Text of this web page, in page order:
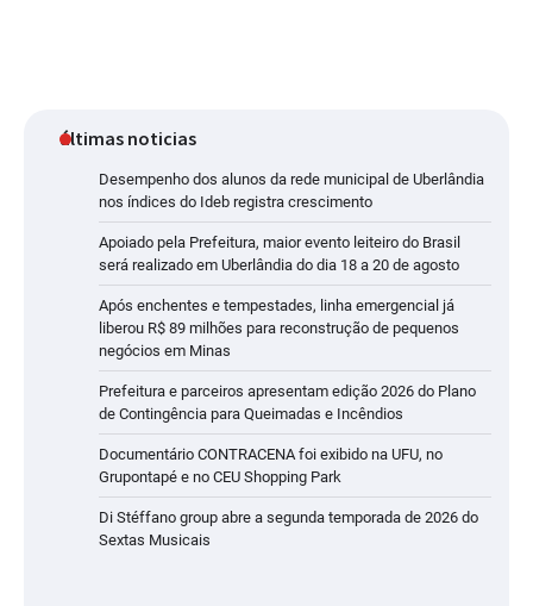
últimas noticias
Desempenho dos alunos da rede municipal de Uberlândia
nos índices do Ideb registra crescimento
Apoiado pela Prefeitura, maior evento leiteiro do Brasil
será realizado em Uberlândia do dia 18 a 20 de agosto
Após enchentes e tempestades, linha emergencial já
liberou R$ 89 milhões para reconstrução de pequenos
negócios em Minas
Prefeitura e parceiros apresentam edição 2026 do Plano
de Contingência para Queimadas e Incêndios
Documentário CONTRACENA foi exibido na UFU, no
Grupontapé e no CEU Shopping Park
Di Stéffano group abre a segunda temporada de 2026 do
Sextas Musicais